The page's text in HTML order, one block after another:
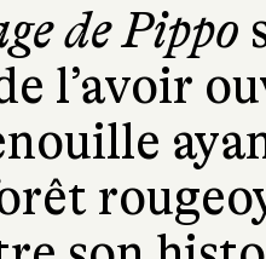
de Pippo
l’avoir